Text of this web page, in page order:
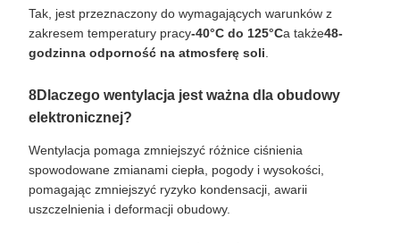
Tak, jest przeznaczony do wymagających warunków z
zakresem temperatury pracy-40°C do 125°Ca także48-
godzinna odporność na atmosferę soli.
8Dlaczego wentylacja jest ważna dla obudowy
elektronicznej?
Wentylacja pomaga zmniejszyć różnice ciśnienia
spowodowane zmianami ciepła, pogody i wysokości,
pomagając zmniejszyć ryzyko kondensacji, awarii
uszczelnienia i deformacji obudowy.